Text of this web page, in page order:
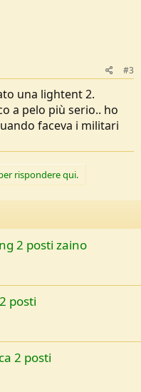
#3
una lightent 2.
a pelo più serio.. ho
faceva i militari
rispondere qui.
2 posti zaino
posti
2 posti